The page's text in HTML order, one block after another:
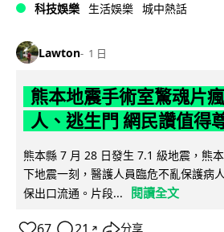
科技娛樂 生活娛樂 城中熱話
Lawton 1 日
熊本地震手術室驚魂片
人、逃生門 網民讚值得
熊本縣 7 月 28 日發生 7.1 級地震，熊
下地震一刻，醫護人員臨危不亂保護病
保出口流通。片段...
閱讀全文
↗ 分享